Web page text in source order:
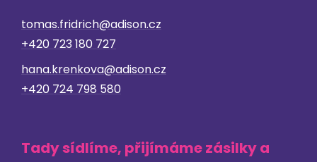
tomas.fridrich@adison.cz
+420 723 180 727
hana.krenkova@adison.cz
+420 ‭724 798 580
Tady sídlíme, přijímáme zásilky a